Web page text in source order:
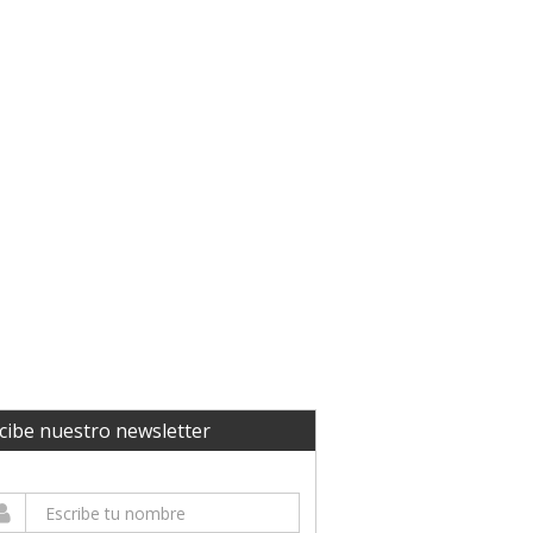
nuestro newsletter